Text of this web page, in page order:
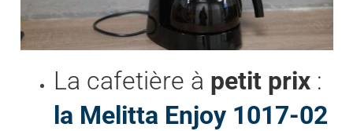
La cafetière à petit prix :
la Melitta Enjoy 1017-02